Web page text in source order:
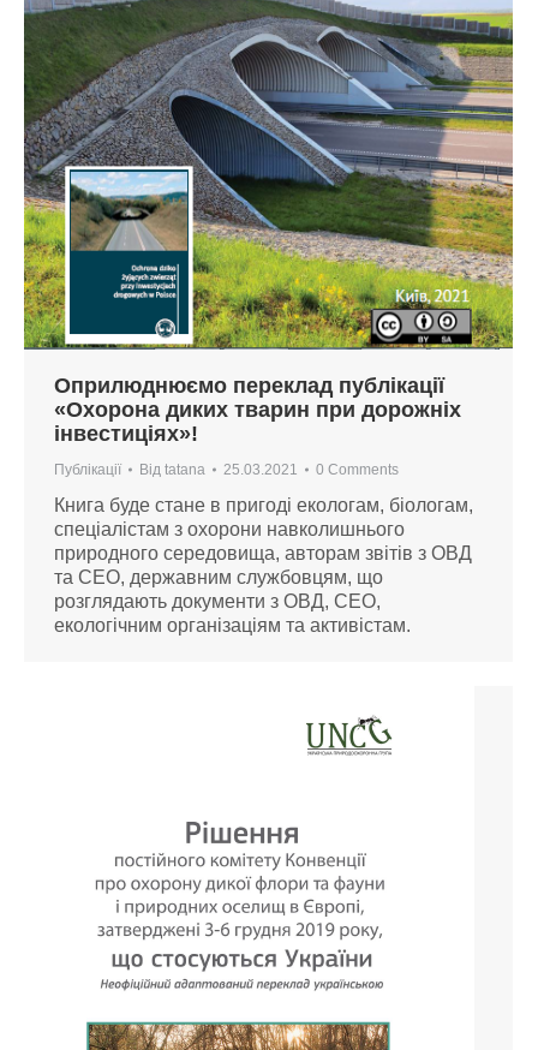
Оприлюднюємо переклад публікації
«Охорона диких тварин при дорожніх
інвестиціях»!
Публікації Від tatana 25.03.2021 0 Comments
Книга буде стане в пригоді екологам, біологам,
спеціалістам з охорони навколишнього
природного середовища, авторам звітів з ОВД
та СЕО, державним службовцям, що
розглядають документи з ОВД, СЕО,
екологічним організаціям та активістам.